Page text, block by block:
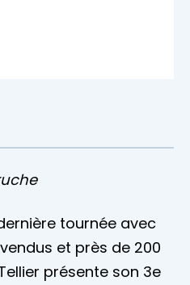
tournée avec
et près de 200
présente son 3e